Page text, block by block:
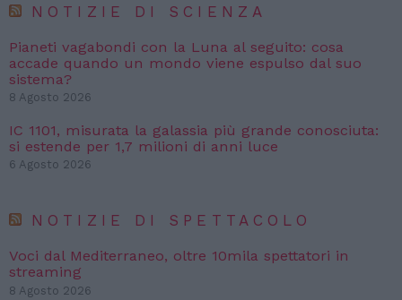
NOTIZIE DI SCIENZA
Pianeti vagabondi con la Luna al seguito: cosa
accade quando un mondo viene espulso dal suo
sistema?
8 Agosto 2026
IC 1101, misurata la galassia più grande conosciuta:
si estende per 1,7 milioni di anni luce
6 Agosto 2026
NOTIZIE DI SPETTACOLO
Voci dal Mediterraneo, oltre 10mila spettatori in
streaming
8 Agosto 2026